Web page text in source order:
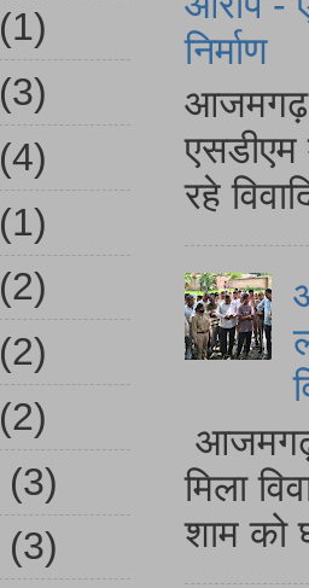
निर्माण
आजमगढ़
एसडीएम
रहे
आजमगढ़
मिला
शाम को
(1)
(3)
(4)
(1)
(2)
(2)
(2)
(3)
(3)